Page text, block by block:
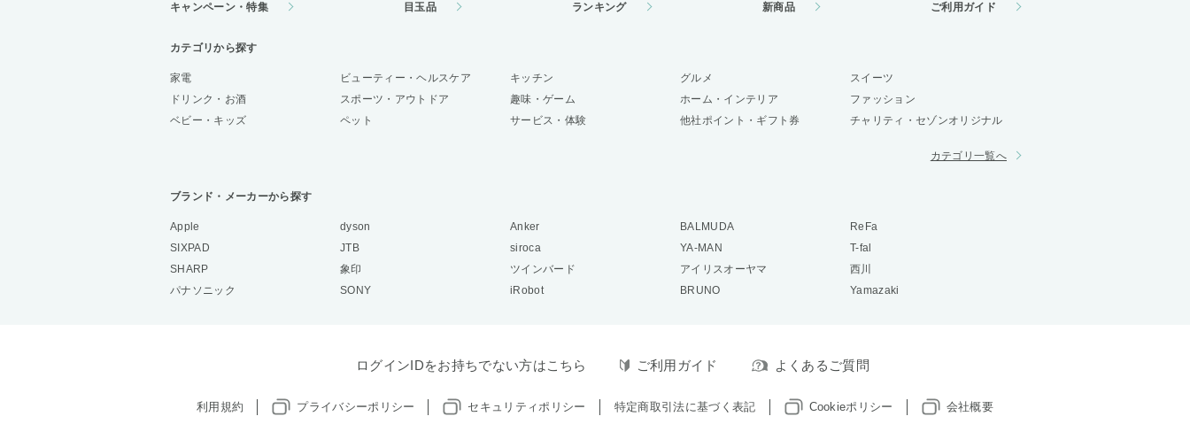
キャンペーン・特集 目玉品 ランキング 新商品 ご利用ガイド
カテゴリから探す
家電 ビューティー・ヘルスケア キッチン グルメ
スイーツ
ドリンク・お酒
スポーツ・アウトドア 趣味・ゲーム ホーム・インテリア
ファッション
ベビー・キッズ
ペット サービス・体験 他社ポイント・ギフト券 チャリティ・セゾンオリジナル
カテゴリ一覧へ
ブランド・メーカーから探す
Apple dyson Anker BALMUDA
ReFa
SIXPAD
JTB siroca YA-MAN
T-fal
SHARP
象印 ツインバード アイリスオーヤマ
西川
パナソニック
SONY iRobot BRUNO Yamazaki
ログインIDをお持ちでない方はこちら ご利用ガイド よくあるご質問
利用規約 プライバシーポリシー セキュリティポリシー 特定商取引法に基づく表記 Cookieポリシー 会社概要